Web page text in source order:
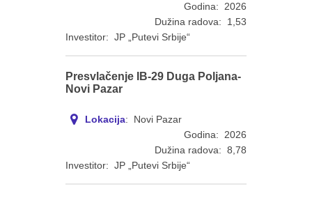
Godina: 2026
Dužina radova: 1,53
Investitor: JP „Putevi Srbije“
Presvlačenje IB-29 Duga Poljana-
Novi Pazar
Lokacija: Novi Pazar
Godina: 2026
Dužina radova: 8,78
Investitor: JP „Putevi Srbije“